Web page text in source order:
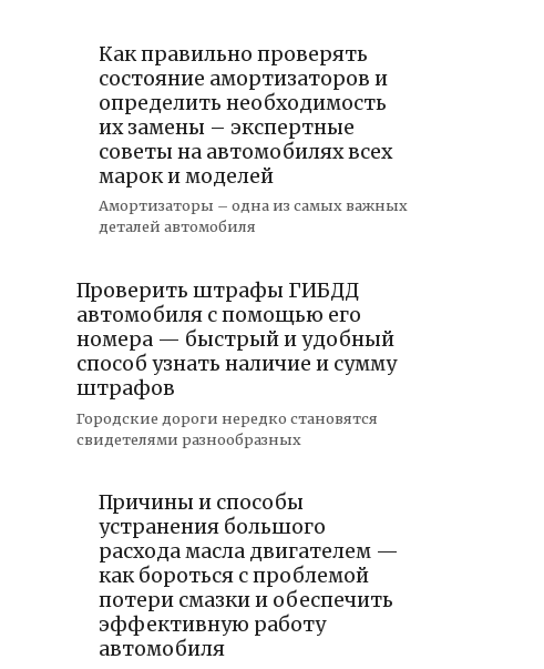
Как правильно проверять
состояние амортизаторов и
определить необходимость
их замены – экспертные
советы на автомобилях всех
марок и моделей
Амортизаторы – одна из самых важных
деталей автомобиля
Проверить штрафы ГИБДД
автомобиля с помощью его
номера — быстрый и удобный
способ узнать наличие и сумму
штрафов
Городские дороги нередко становятся
свидетелями разнообразных
Причины и способы
устранения большого
расхода масла двигателем —
как бороться с проблемой
потери смазки и обеспечить
эффективную работу
автомобиля